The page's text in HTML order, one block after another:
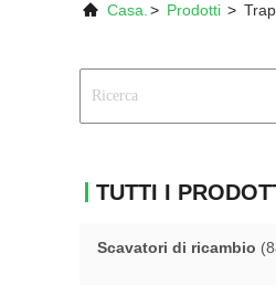
Casa. > Prodotti >
TUTTI I
Scavatori di ricambio